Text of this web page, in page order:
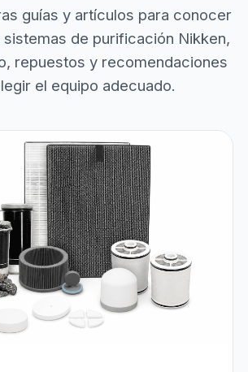
guías y artículos para conocer
de purificación Nikken,
repuestos y recomendaciones
el equipo adecuado.